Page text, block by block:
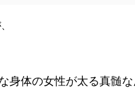
身体の女性が太る真髄な